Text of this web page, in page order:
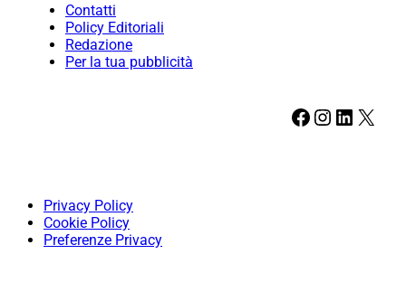
Contatti
Policy Editoriali
Redazione
Per la tua pubblicità
Facebook Instagram LinkedIn X
Privacy Policy
Cookie Policy
Preferenze Privacy